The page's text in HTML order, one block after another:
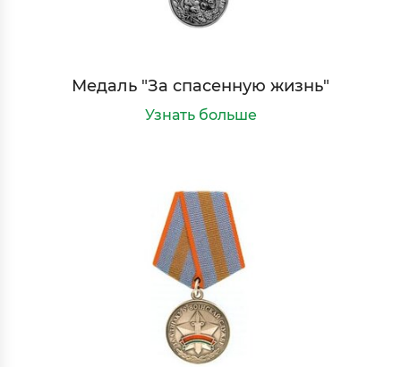
Медаль "За спасенную жизнь"
Узнать больше